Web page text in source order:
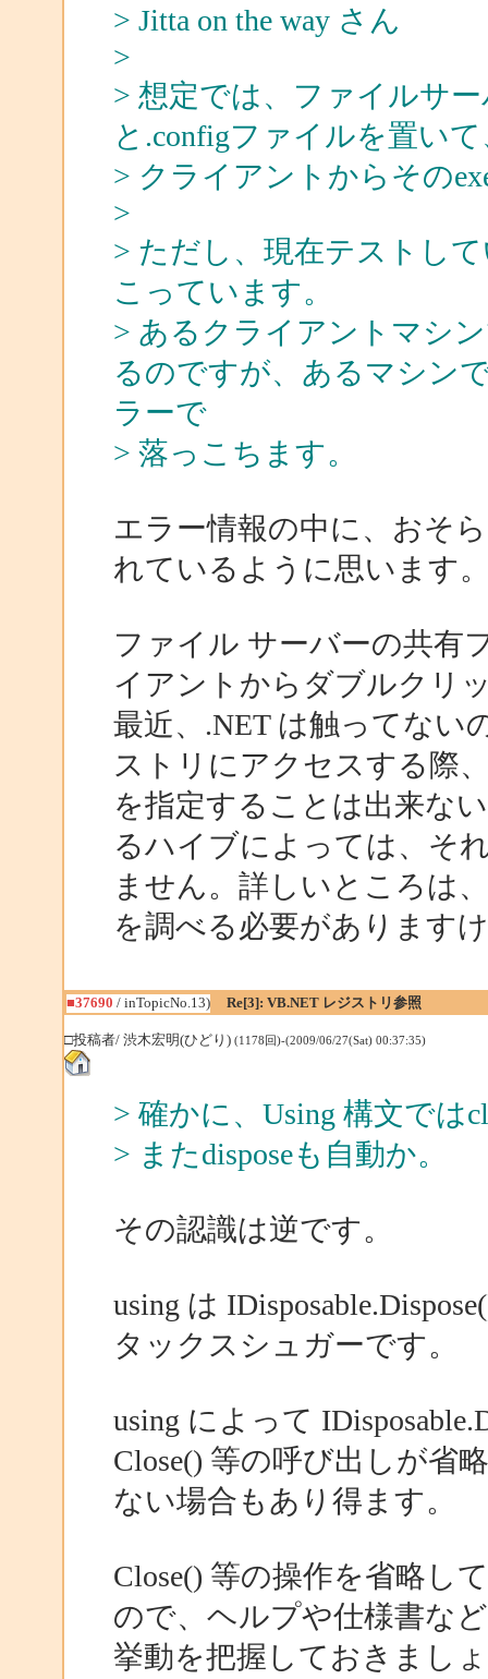
> Jitta on the way さん
>
> 想定では、ファイルサ
と.configファイルを置いて
> クライアントからその
>
> ただし、現在テストし
こっています。
> あるクライアントマシ
るのですが、あるマシン
ラーで
> 落っこちます。
エラー情報の中に、おそ
れているように思います
ファイル サーバーの共有
イアントからダブルクリ
最近、.NET は触ってない
ストリにアクセスする際
を指定することは出来な
るハイブによっては、そ
ません。詳しいところは
を調べる必要があります
■37690 / inTopicNo.13) Re[3]: VB.NET レジストリ参照
□投稿者/ 渋木宏明(ひどり) (1178回)-(2009/06/27(Sat) 00:37:35)
> 確かに、Using 構文では
> またdisposeも自動か。
その認識は逆です。
using は
タックスシュガーです。
using によって
Close() 等の呼び出しが省
ない場合もあり得ます。
Close() 等の操作を省略し
ので、ヘルプや仕様書な
挙動を把握しておきまし